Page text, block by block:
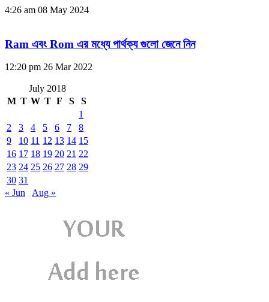
4:26 am 08 May 2024
Ram এবং Rom এর মধ্যে পার্থক্য গুলো জেনে নিন
12:20 pm 26 Mar 2022
July 2018
M T W T F S
S
1
2
3 4 5 6 7
8
9
10 11 12 13 14 15
16 17 18 19 20 21 22
23 24 25 26 27 28 29
30 31
« Jun
Aug »